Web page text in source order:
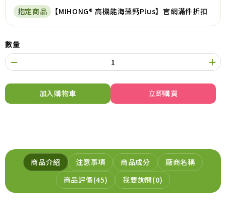
指定商品 【MIHONG® 高機能海藻鈣Plus】官網滿件折扣
數量
加入購物車 立即購買
商品介紹 注意事項 商品成分
廠商名稱
商品評價 45 我要詢問 0